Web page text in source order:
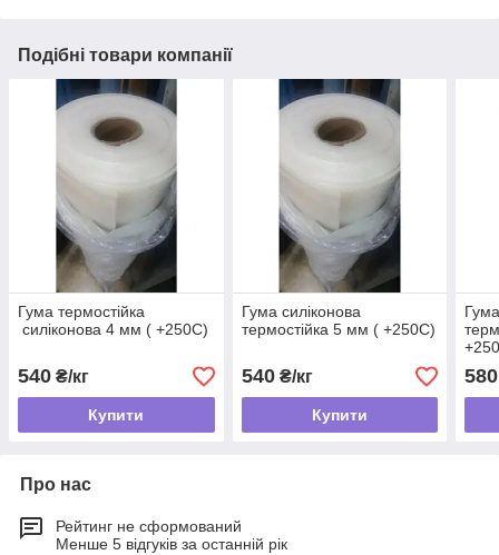
Подібні товари компанії
Гума термостійка
силіконова 4 мм ( +250С)
540 ₴/кг
Купити
Гума силіконова
термостійка 5 мм ( +250С)
540₴/кг
Купити
580
Про нас
Рейтинг не сформований
Менше 5 відгуків за останній рік